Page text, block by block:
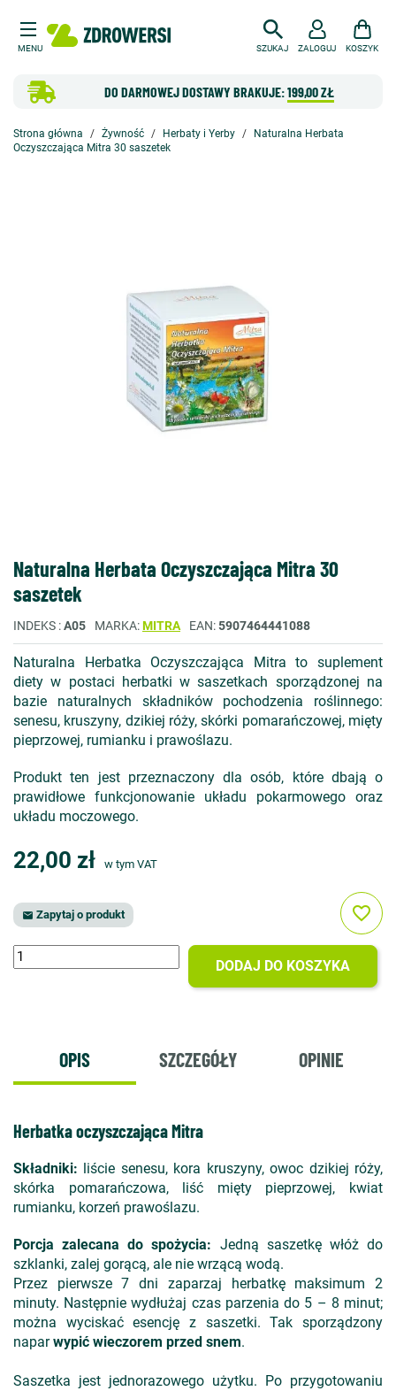
MENU SZUKAJ
DO DARMOWEJ DOSTAWY BRAKUJE:199,00 ZŁ
ZALOGUJ KOSZYK
Strona główna Żywność Herbaty i Yerby
Naturalna Herbata
Oczyszczająca Mitra 30 saszetek
Naturalna Herbata Oczyszczająca Mitra 30
saszetek
INDEKS A05 MARKA MITRA EAN 5907464441088
Naturalna Herbatka Oczyszczająca Mitra to suplement
diety w postaci herbatki w saszetkach sporządzonej na
bazie naturalnych składników pochodzenia roślinnego:
senesu, kruszyny, dzikiej róży, skórki pomarańczowej, mięty
pieprzowej, rumianku i prawoślazu.
Produkt ten jest przeznaczony dla osób, które dbają o
prawidłowe funkcjonowanie układu pokarmowego oraz
układu moczowego.
22,00 zł w tym VAT
 Zapytaj o produkt
DODAJ DO KOSZYKA
favorite_border
OPIS SZCZEGÓŁY OPINIE
Herbatka oczyszczająca Mitra
Składniki: liście senesu, kora kruszyny, owoc dzikiej róży,
skórka pomarańczowa, liść mięty pieprzowej, kwiat
rumianku, korzeń prawoślazu.
Porcja zalecana do spożycia: Jedną saszetkę włóż do
szklanki, zalej gorącą, ale nie wrzącą wodą.
Przez pierwsze 7 dni zaparzaj herbatkę maksimum 2
minuty. Następnie wydłużaj czas parzenia do 5 – 8 minut;
można wyciskać esencję z saszetki. Tak sporządzony
naparwypić wieczorem przed snem.
Saszetka jest jednorazowego użytku. Po przygotowaniu